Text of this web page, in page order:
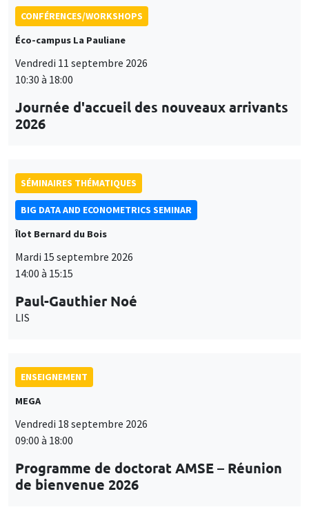
CONFÉRENCES/WORKSHOPS
Éco-campus La Pauliane
Vendredi 11 septembre 2026
10:30 à 18:00
Journée d'accueil des nouveaux arrivants
2026
SÉMINAIRES THÉMATIQUES
BIG DATA AND ECONOMETRICS SEMINAR
Îlot Bernard du Bois
Mardi 15 septembre 2026
14:00 à 15:15
Paul-Gauthier Noé
LIS
ENSEIGNEMENT
MEGA
Vendredi 18 septembre 2026
09:00 à 18:00
Programme de doctorat AMSE – Réunion
de bienvenue 2026